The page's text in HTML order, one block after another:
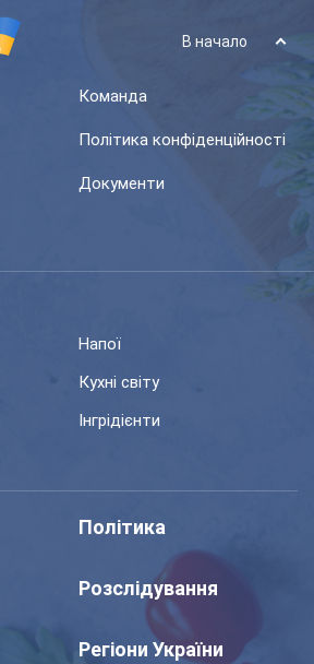
В начало
Команда
Політика конфіденційності
Документи
Напої
Кухні світу
Інгрідієнти
Політика
Розслідування
Регіони України